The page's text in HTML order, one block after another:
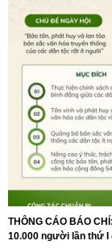
THÔNG CÁO BÁO
10.000 người lần thứ